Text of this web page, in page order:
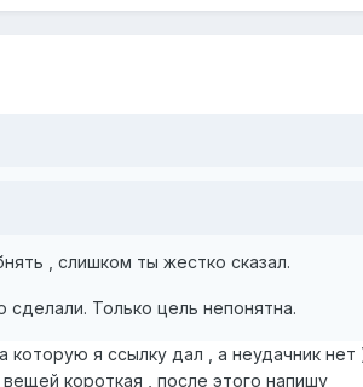
, слишком ты жестко сказал.
Только цель непонятна.
которую я ссылку дал , а неудачник
короткая , после этого напишу